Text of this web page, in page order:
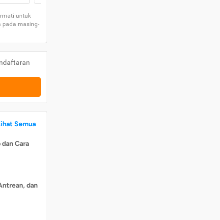
untuk
pada masing-
Semua
Cara
dan